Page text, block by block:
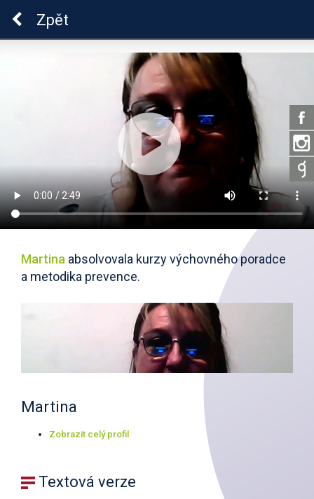
Zpět
Martina absolvovala kurzy výchovného poradce
a metodika prevence.
Martina
Zobrazit celý profil
Textová verze